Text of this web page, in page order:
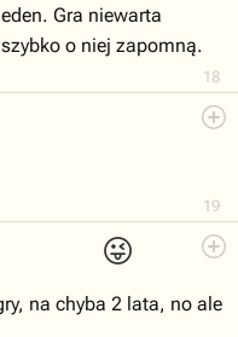
18
Gra niewarta
o niej zapomną.
19
😜
na chyba 2 lata, no ale